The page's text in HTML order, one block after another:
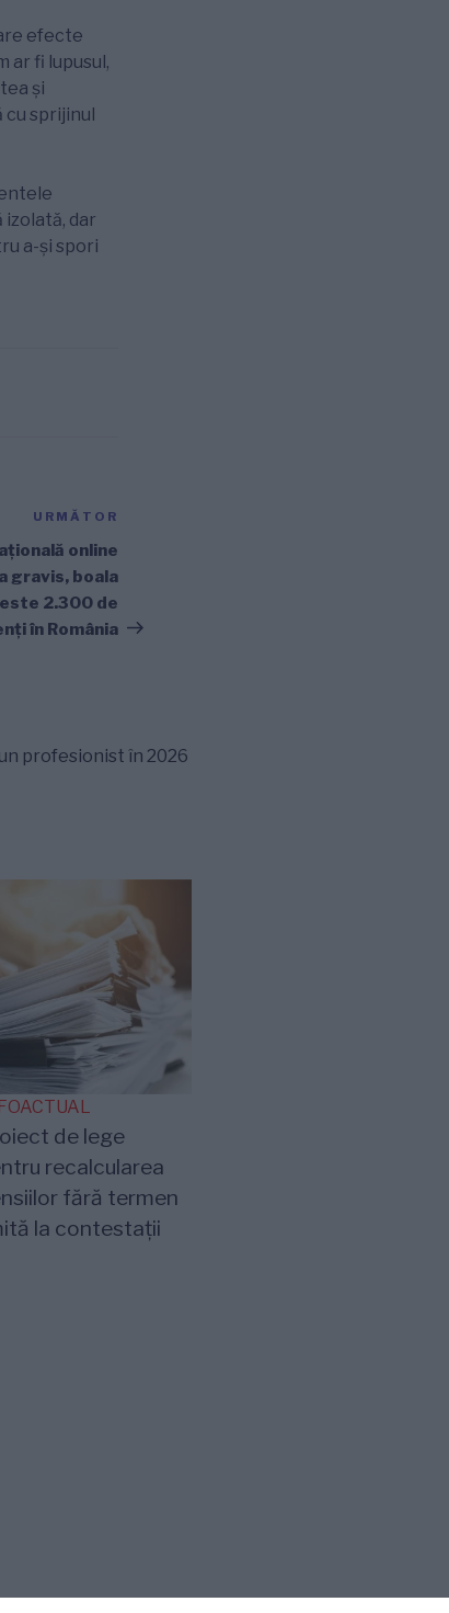
efecte
ar fi lupusul,
și
cu sprijinul
dar
a-și spori
URMĂTOR
online
gravis, boala
2.300 de
în România
profesionist în 2026
de lege
recalcularea
fără termen
la contestații